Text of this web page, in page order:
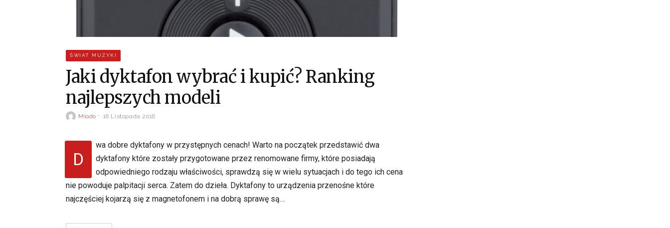
ŚWIAT MUZYKI
Jaki dyktafon wybrać i kupić? Ranking
najlepszych modeli
Miodo 16 Listopada 2016
D
wa dobre dyktafony w przystępnych cenach! Warto na początek przedstawić dwa
dyktafony które zostały przygotowane przez renomowane firmy, które posiadają
odpowiedniego rodzaju właściwości, sprawdzą się w wielu sytuacjach i do tego ich cena
nie powoduje palpitacji serca. Zatem do dzieła. Dyktafony to urządzenia przenośne które
najczęściej kojarzą się z magnetofonem i na dobrą sprawę są…